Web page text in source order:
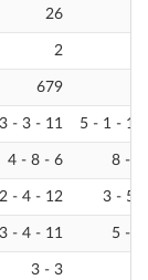
26
2
679
- 3 - 11 5 - 1 - 1 -
4 - 8 - 6 8 - 1
2 - 4 - 12 3 - 5 -
3 - 4 - 11 5 - 6
3 - 3